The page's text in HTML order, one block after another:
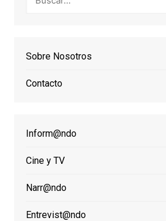
Sobre Nosotros
Contacto
Inform@ndo
Cine y TV
Narr@ndo
Entrevist@ndo